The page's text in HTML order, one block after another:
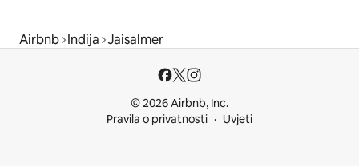
Airbnb Indija Jaisalmer
© 2026 Airbnb, Inc.
Pravila o privatnosti
Uvjeti